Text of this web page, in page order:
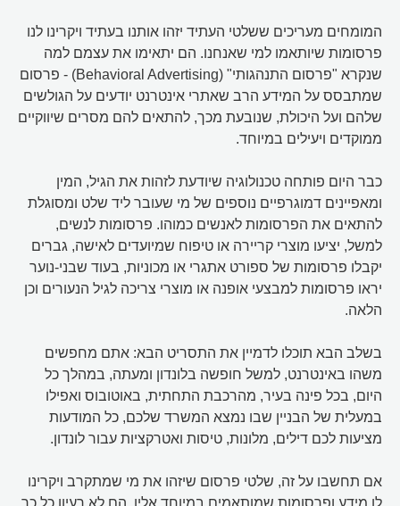
המומחים מעריכים ששלטי העתיד יזהו אותנו בעתיד ויקרינו לנו
פרסומות שיותאמו למי שאנחנו. הם יתאימו את עצמם למה
שנקרא "פרסום התנהגותי" (Behavioral Advertising) - פרסום
שמתבסס על המידע הרב שאתרי אינטרנט יודעים על הגולשים
שלהם ועל היכולת, שנובעת מכך, להתאים להם מסרים שיווקיים
ממוקדים ויעילים במיוחד.
כבר היום פותחה טכנולוגיה שיודעת לזהות את הגיל, המין
ומאפיינים דמוגרפיים נוספים של מי שעובר ליד שלט ומסוגלת
להתאים את הפרסומות לאנשים כמוהו. פרסומות לנשים,
למשל, יציעו מוצרי קריירה או טיפוח שמיועדים לאישה, גברים
יקבלו פרסומות של ספורט אתגרי או מכוניות, בעוד שבני-נוער
יראו פרסומות למבצעי אופנה או מוצרי צריכה לגיל הנעורים וכן
הלאה.
בשלב הבא תוכלו לדמיין את התסריט הבא: אתם מחפשים
משהו באינטרנט, למשל חופשה בלונדון ומעתה, במהלך כל
היום, בכל פינה בעיר, מהרכבת התחתית, באוטובוס ואפילו
במעלית של הבניין שבו נמצא המשרד שלכם, כל המודעות
מציעות לכם דילים, מלונות, טיסות ואטרקציות עבור לונדון.
אם תחשבו על זה, שלטי פרסום שיזהו את מי שמתקרב ויקרינו
לו מידע ופרסומות שמותאמים במיוחד אליו, הם לא רעיון כל כך